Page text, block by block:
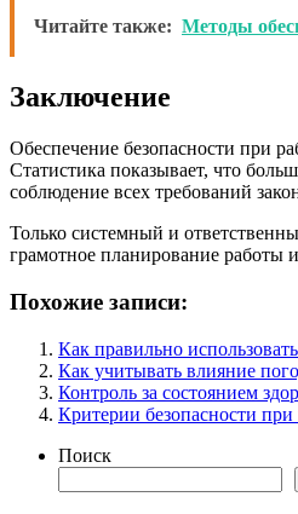
Читайте также: Методы
Заключение
Обеспечение безопасности при
Статистика показывает, что
соблюдение всех требований
Только системный и
грамотное планирование работы
Похожие записи:
Как правильно
Как учитывать влияние
Контроль за состоянием
Критерии безопасности
Поиск